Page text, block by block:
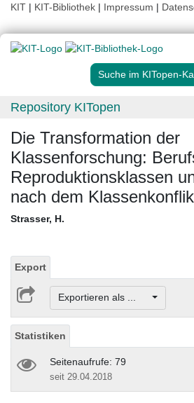
KIT | KIT-Bibliothek | Impressum |
Suche im KITopen-
Repository KITopen
Die Transformation der
Klassenforschung:
Reproduktionsklassen
nach dem
Strasser, H.
Export
Exportieren als ...
Statistiken
Seitenaufrufe: 79
seit 29.04.2018